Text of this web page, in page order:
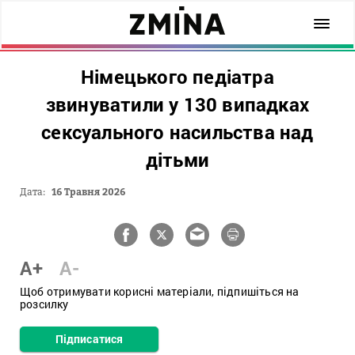
Німецького педіатра
звинуватили у 130 випадках
сексуального насильства над
дітьми
Дата: 16 Травня 2026
A+ A-
Щоб отримувати корисні матеріали, підпишіться на
розсилку
Підписатися